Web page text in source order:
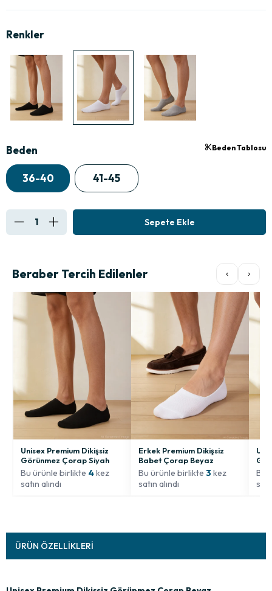
Beden
36-40 41-45
Beden Tablosu
Beraber Tercih Edilenler ‹ ›
Unisex Premium Dikişsiz
Görünmez Çorap Siyah
Bu ürünle birlikte 4kez
satın alındı
Erkek Premium Dikişsiz
Babet Çorap Beyaz
Bu ürünle birlikte 3 kez
satın alındı
Bu
ÜRÜN ÖZELLIKLERI